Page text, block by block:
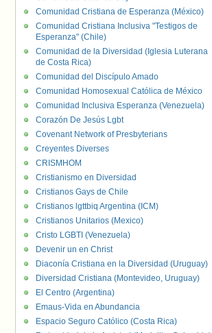
Comunidad Cristiana de Esperanza (México)
Comunidad Cristiana Inclusiva "Testigos de
Esperanza" (Chile)
Comunidad de la Diversidad (Iglesia Luterana
de Costa Rica)
Comunidad del Discípulo Amado
Comunidad Homosexual Católica de México
Comunidad Inclusiva Esperanza (Venezuela)
Corazón De Jesús Lgbt
Covenant Network of Presbyterians
Creyentes Diverses
CRISMHOM
Cristianismo en Diversidad
Cristianos Gays de Chile
Cristianos lgttbiq Argentina (ICM)
Cristianos Unitarios (Mexico)
Cristo LGBTI (Venezuela)
Devenir un en Christ
Diaconía Cristiana en la Diversidad (Uruguay)
Diversidad Cristiana (Montevideo, Uruguay)
El Centro (Argentina)
Emaus-Vida en Abundancia
Espacio Seguro Católico (Costa Rica)